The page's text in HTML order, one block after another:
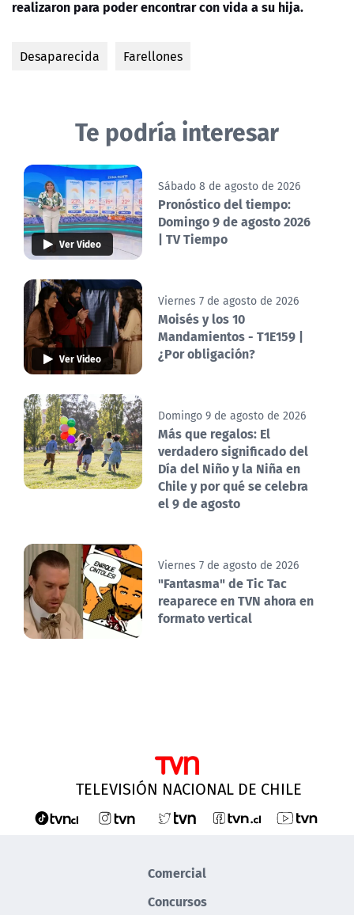
realizaron para poder encontrar con vida a su hija.
Desaparecida Farellones
Te podría interesar
Ver Video
Sábado 8 de agosto de 2026
Pronóstico del tiempo:
Domingo 9 de agosto 2026
| TV Tiempo
Ver Video
Viernes 7 de agosto de 2026
Moisés y los 10
Mandamientos - T1E159 |
¿Por obligación?
Domingo 9 de agosto de 2026
Más que regalos: El
verdadero significado del
Día del Niño y la Niña en
Chile y por qué se celebra
el 9 de agosto
Viernes 7 de agosto de 2026
"Fantasma" de Tic Tac
reaparece en TVN ahora en
formato vertical
TELEVISIÓN NACIONAL DE CHILE
Comercial
Concursos